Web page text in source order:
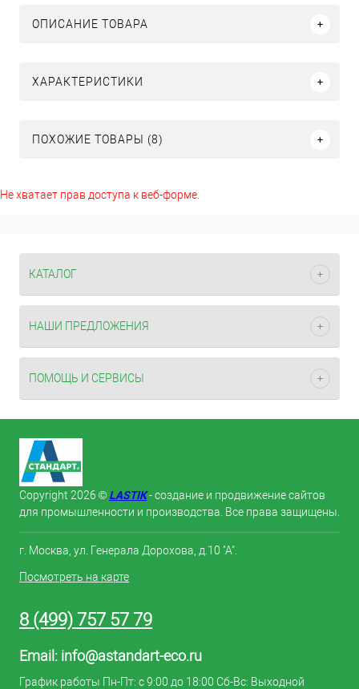
ОПИСАНИЕ ТОВАРА
ХАРАКТЕРИСТИКИ
ПОХОЖИЕ ТОВАРЫ (8)
Не хватает прав доступа к веб-форме.
КАТАЛОГ
НАШИ ПРЕДЛОЖЕНИЯ
ПОМОЩЬ И СЕРВИСЫ
Copyright 2026 © LASTIK- создание и продвижение сайтов
для промышленности и производства. Все права защищены.
г. Москва, ул. Генерала Дорохова, д.10 "А".
Посмотреть на карте
8 (499) 757 57 79
Email: info@astandart-eco.ru
График работы Пн-Пт: с 9:00 до 18:00 Сб-Вс: Выходной